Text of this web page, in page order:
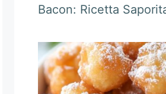
Bacon: Ricetta